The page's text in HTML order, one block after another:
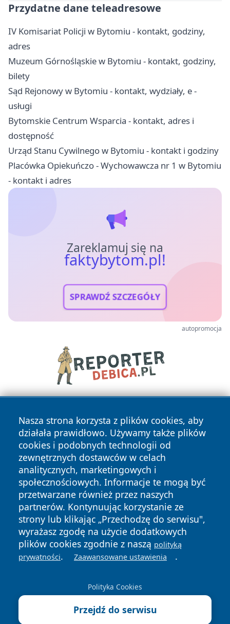
Przydatne dane teleadresowe
IV Komisariat Policji w Bytomiu - kontakt, godziny,
adres
Muzeum Górnośląskie w Bytomiu - kontakt, godziny,
bilety
Sąd Rejonowy w Bytomiu - kontakt, wydziały, e -
usługi
Bytomskie Centrum Wsparcia - kontakt, adres i
dostępność
Urząd Stanu Cywilnego w Bytomiu - kontakt i godziny
Placówka Opiekuńczo - Wychowawcza nr 1 w Bytomiu
- kontakt i adres
Zareklamuj się na
faktybytom.pl!
SPRAWDŹ SZCZEGÓŁY
autopromocja
Nasza strona korzysta z plików cookies, aby
działała prawidłowo. Używamy także plików
cookies i podobnych technologii od
zewnętrznych dostawców w celach
analitycznych, marketingowych i
społecznościowych. Informacje te mogą być
przetwarzane również przez naszych
partnerów. Kontynuując korzystanie ze
strony lub klikając „Przechodzę do serwisu",
wyrażasz zgodę na użycie dodatkowych
plików cookies zgodnie z naszą polityką
prywatności. Zaawansowane ustawienia .
Polityka Cookies
Przejdź do serwisu
Copyright © 2026 faktybytom.pl Wszystkie prawa zastrzeżone.
News Autorzy
Polityka
Prywatności
Polityka
Cookies